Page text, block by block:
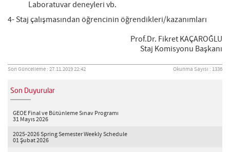
Laboratuvar deneyleri vb.
4- Staj çalışmasından öğrencinin öğrendikleri/kazanımları
Prof.Dr. Fikret KAÇAROĞLU
Staj Komisyonu Başkanı
Son Güncelleme : 27.11.2019 22:42 Okunma Sayısı : 1336
Son Duyurular
GEOE Final ve Bütünleme Sınav Programı
31 Mayıs 2026
2025-2026 Spring Semester Weekly Schedule
01 Şubat 2026